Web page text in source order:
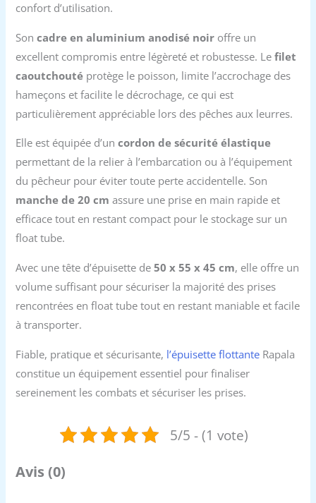
confort d’utilisation.
Soncadre en aluminium anodisé noir offre un
excellent compromis entre légèreté et robustesse. Lefilet
caoutchouté protège le poisson, limite l’accrochage des
hameçons et facilite le décrochage, ce qui est
particulièrement appréciable lors des pêches aux leurres.
Elle est équipée d’uncordon de sécurité élastique
permettant de la relier à l’embarcation ou à l’équipement
du pêcheur pour éviter toute perte accidentelle. Son
manche de 20 cm assure une prise en main rapide et
efficace tout en restant compact pour le stockage sur un
float tube.
Avec une tête d’épuisette de50 x 55 x 45 cm, elle offre un
volume suffisant pour sécuriser la majorité des prises
rencontrées en float tube tout en restant maniable et facile
à transporter.
Fiable, pratique et sécurisante, l’épuisette flottante Rapala
constitue un équipement essentiel pour finaliser
sereinement les combats et sécuriser les prises.
5/5 - (1 vote)
Avis (0)